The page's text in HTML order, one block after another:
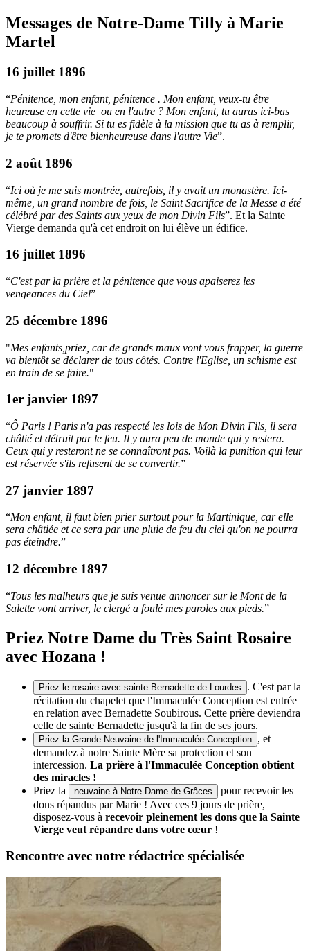
Messages de Notre-Dame Tilly à Marie
Martel
16 juillet 1896
“Pénitence, mon enfant, pénitence . Mon enfant, veux-tu être
heureuse en cette vie ou en l'autre ? Mon enfant, tu auras ici-bas
beaucoup à souffrir. Si tu es fidèle à la mission que tu as à remplir,
je te promets d'être bienheureuse dans l'autre Vie”.
2 août 1896
“Ici où je me suis montrée, autrefois, il y avait un monastère. Ici-
même, un grand nombre de fois, le Saint Sacrifice de la Messe a été
célébré par des Saints aux yeux de mon Divin Fils”. Et la Sainte
Vierge demanda qu'à cet endroit on lui élève un édifice.
16 juillet 1896
“C'est par la prière et la pénitence que vous apaiserez les
vengeances du Ciel”
25 décembre 1896
"Mes enfants,priez, car de grands maux vont vous frapper, la guerre
va bientôt se déclarer de tous côtés. Contre l'Eglise, un schisme est
en train de se faire."
1er janvier 1897
“Ô Paris ! Paris n'a pas respecté les lois de Mon Divin Fils, il sera
châtié et détruit par le feu. Il y aura peu de monde qui y restera.
Ceux qui y resteront ne se connaîtront pas. Voilà la punition qui leur
est réservée s'ils refusent de se convertir.”
27 janvier 1897
“Mon enfant, il faut bien prier surtout pour la Martinique, car elle
sera châtiée et ce sera par une pluie de feu du ciel qu'on ne pourra
pas éteindre.”
12 décembre 1897
“Tous les malheurs que je suis venue annoncer sur le Mont de la
Salette vont arriver, le clergé a foulé mes paroles aux pieds.”
Priez Notre Dame du Très Saint Rosaire
avec Hozana !
Priez le rosaire avec sainte Bernadette de Lourdes
. C'est par la
récitation du chapelet que l'Immaculée Conception est entrée
en relation avec Bernadette Soubirous. Cette prière deviendra
celle de sainte Bernadette jusqu'à la fin de ses jours.
Priez la Grande Neuvaine de l'Immaculée Conception , et
demandez à notre Sainte Mère sa protection et son
intercession. La prière à l'Immaculée Conception obtient
des miracles !
Priez la
neuvaine à Notre Dame de Grâces
pour recevoir les
dons répandus par Marie ! Avec ces 9 jours de prière,
disposez-vous à recevoir pleinement les dons que la Sainte
Vierge veut répandre dans votre cœur !
Rencontre avec notre rédactrice spécialisée